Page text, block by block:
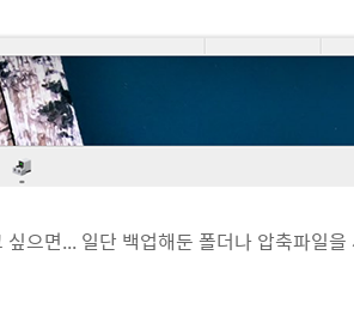
으면... 일단 백업해둔 폴더나 압축파일